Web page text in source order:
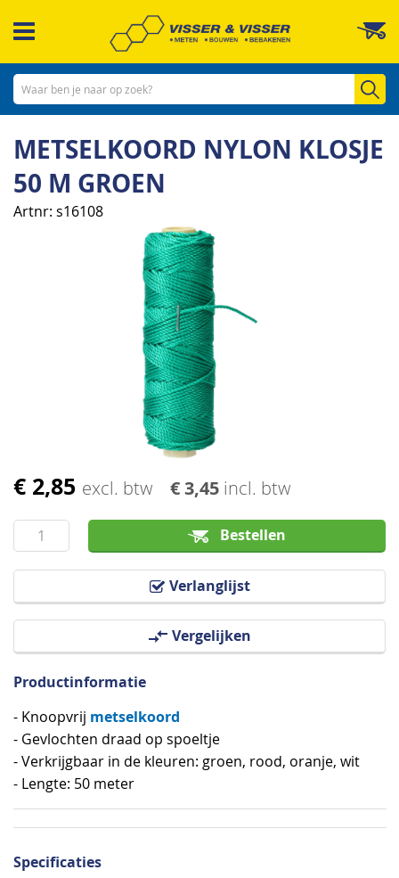
naar
inhoud
METSELKOORD NYLON KLOSJE
50 M GROEN
Artnr s16108
€ 2,85 excl. btw € 3,45 incl. btw
Bestellen
Verlanglijst
Vergelijken
Ga
het
begin
van
Productinformatie
- Knoopvrij metselkoord
- Gevlochten draad op spoeltje
- Verkrijgbaar in de kleuren: groen, rood, oranje, wit
- Lengte: 50 meter
Specificaties